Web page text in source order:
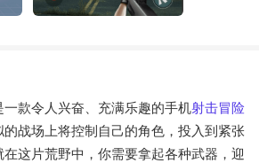
一款令人兴奋、充满乐趣的手机射击冒险
战场上将控制自己的角色，投入到紧张
这片荒野中，你需要拿起各种武器，迎